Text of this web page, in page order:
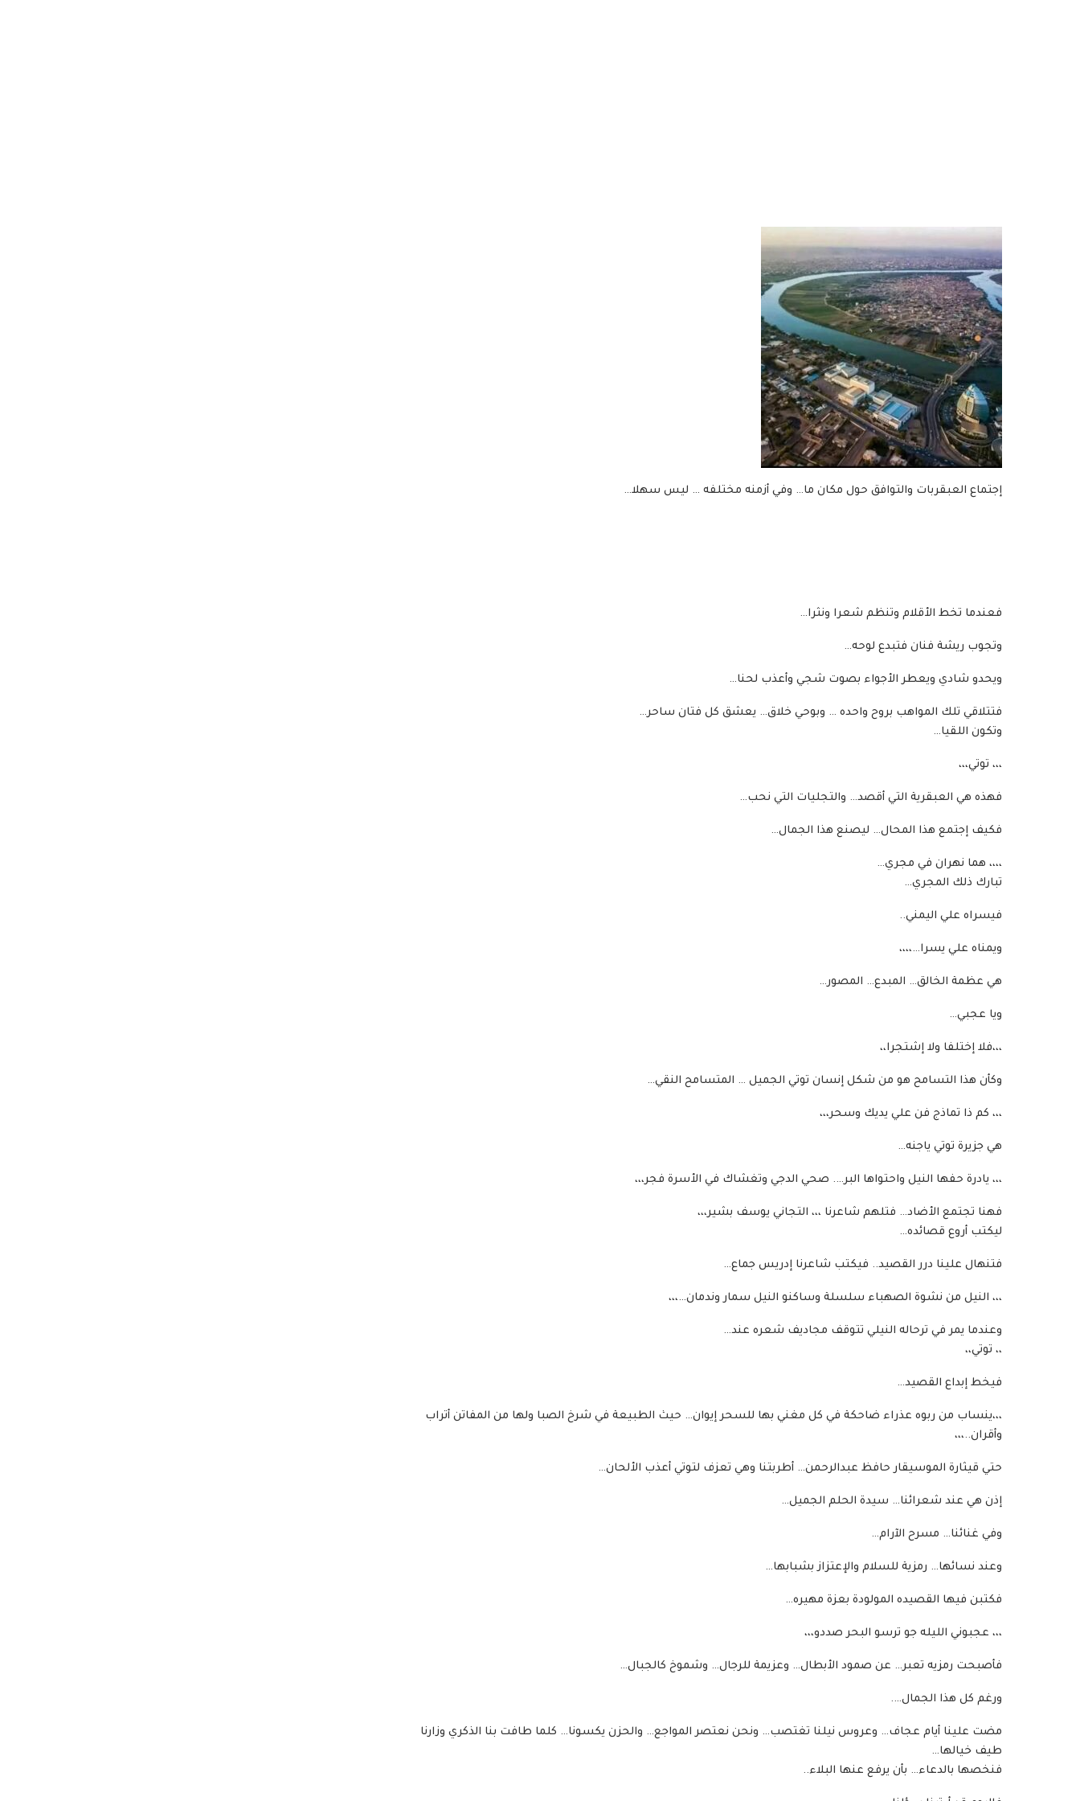
إجتماع العبقربات والتوافق حول مكان ما… وفي أزمنه مختلفه … ليس سهلا…
فعندما تخط الأقلام وتنظم شعرا ونثرا…
وتجوب ريشة فنان فتبدع لوحه…
ويحدو شادي ويعطر الأجواء بصوت شجي وأعذب لحنا…
فتتلاقي تلك المواهب بروح واحده … وبوحي خلاق… يعشق كل فتان ساحر…
وتكون اللقيا…
،،، توتي،،،
فهذه هي العبقرية التي أقصد… والتجليات التي نحب…
فكيف إجتمع هذا المحال… ليصنع هذا الجمال…
،،،، هما نهران في مجري…
تبارك ذلك المجري…
فيسراه علي اليمني..
ويمناه علي يسرا…،،،،
هي عظمة الخالق… المبدع… المصور…
ويا عجبي…
،،،فلا إختلفا ولا إشتجرا،،
وكأن هذا التسامح هو من شكل إنسان توتي الجميل … المتسامح النقي…
،،، كم ذا تماذج فن علي يديك وسحر،،،
هي جزيرة توتي ياجنه…
،،، يادرة حفها النيل واحتواها البر…. صحي الدجي وتغشاك في الأسرة فجر،،،
فهنا تجتمع الأضاد… فتلهم شاعرنا ،،، التجاني يوسف بشير،،،
ليكتب أروع قصائده…
فتنهال علينا درر القصيد.. فيكتب شاعرنا إدريس جماع…
،،، النيل من نشوة الصهباء سلسلة وساكنو النيل سمار وندمان…،،،
وعندما يمر في ترحاله النيلي تتوقف مجاديف شعره عند…
،، توتي،،
فيخط إبداع القصيد…
،،،ينساب من ربوه عذراء ضاحكة في كل مغني بها للسحر إيوان… حيث الطبيعة في شرخ الصبا ولها من المفاتن أتراب
وأقران..،،،
حتي قيثارة الموسيقار حافظ عبدالرحمن… أطربتنا وهي تعزف لتوتي أعذب الألحان…
إذن هي عند شعرائنا… سيدة الحلم الجميل…
وفي غنائنا… مسرح الآرام…
وعند نسائها… رمزية للسلام والإعتزاز بشبابها…
فكتبن فيها القصيده المولودة بعزة مهيره…
،،، عجبوني الليله جو ترسو البحر صددو،،،
فأصبحت رمزيه تعبر… عن صمود الأبطال… وعزيمة للرجال… وشموخ كالجبال…
ورغم كل هذا الجمال….
مضت علينا أيام عجاف… وعروس نيلنا تغتصب… ونحن نعتصر المواجع… والحزن يكسونا… كلما طافت بنا الذكري وزارنا
طيف خيالها…
فنخصها بالدعاء… بأن يرفع عنها البلاء..